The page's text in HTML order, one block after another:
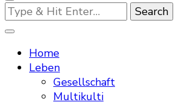
Looking
for
Something?
Home
Leben
Gesellschaft
Multikulti